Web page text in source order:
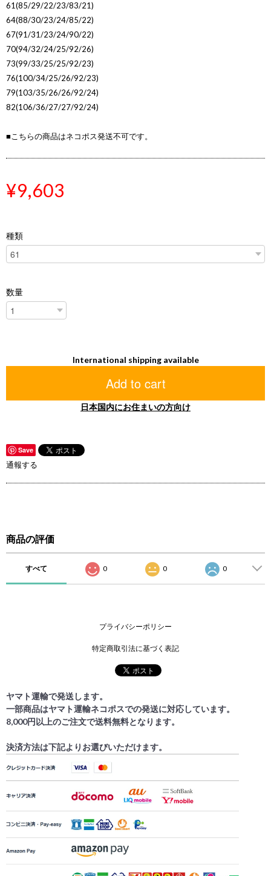
61(85/29/22/23/83/21)
64(88/30/23/24/85/22)
67(91/31/23/24/90/22)
70(94/32/24/25/92/26)
73(99/33/25/25/92/23)
76(100/34/25/26/92/23)
79(103/35/26/26/92/24)
82(106/36/27/27/92/24)
■こちらの商品はネコポス発送不可です。
¥9,603
種類
数量
International shipping available
Add to cart
日本国内にお住まいの方向け
Save
通報する
商品の評価
すべて 0 0 0
プライバシーポリシー
特定商取引法に基づく表記
ヤマト運輸で発送します。
一部商品はヤマト運輸ネコポスでの発送に対応しています。
8,000円以上のご注文で送料無料となります。
決済方法は下記よりお選びいただけます。